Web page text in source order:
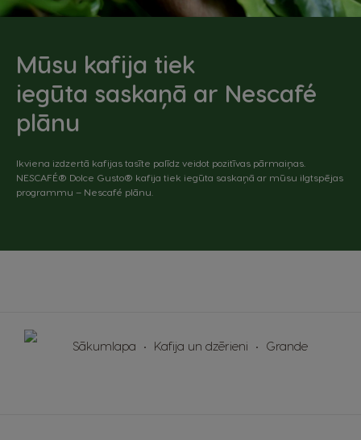
Mūsu kafija tiek
iegūta saskaņā ar Nescafé
plānu
Ikviena izdzertā kafijas tasīte palīdz veidot pozitīvas pārmaiņas.
NESCAFÉ® Dolce Gusto® kafija tiek iegūta saskaņā ar mūsu ilgtspējas
programmu – Nescafé plānu.
Sākumlapa Kafija un dzērieni Grande